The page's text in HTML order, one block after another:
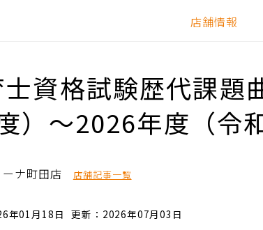
店舗情報
士資格試験歴代課
）～2026年度（令
ーナ町田店 店舗記事一覧
年01月18日 更新：2026年07月03日